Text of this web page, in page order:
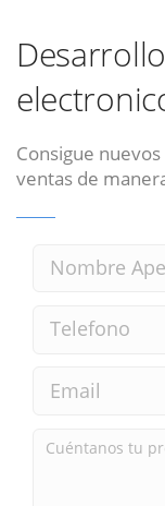
Consigue
ventas de